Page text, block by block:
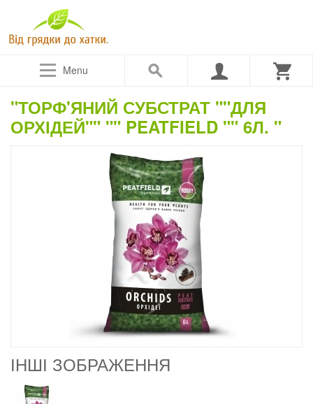
Menu
"ТОРФ'ЯНИЙ СУБСТРАТ ""ДЛЯ
ОРХІДЕЙ"" "" PEATFIELD "" 6Л. "
ІНШІ ЗОБРАЖЕННЯ